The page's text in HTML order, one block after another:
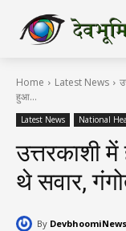
Home Latest News
हुआ...
Latest News National
उत्तरकाशी
थे सवार,
By